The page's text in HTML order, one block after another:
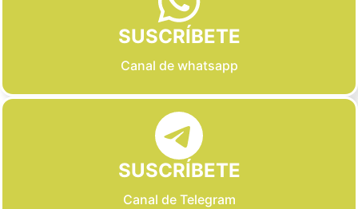
SUSCRÍBETE
Canal de whatsapp
SUSCRÍBETE
Canal de Telegram